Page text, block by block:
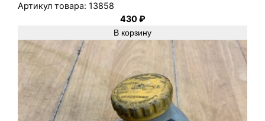
Артикул товара: 13858
430₽
В корзину